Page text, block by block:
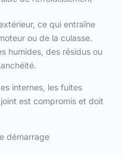
ce qui entraîne
ou de la culasse.
humides, des résidus ou
internes, les fuites
est compromis et doit
démarrage